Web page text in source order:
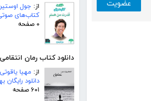
از: جول
کتاب‌های
۰ صفحه
دانلود کتاب رمان
از: مهیا یاقوتی
دانلود رایگان
۶۰۱ صفحه
عضویت